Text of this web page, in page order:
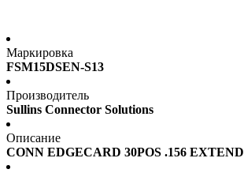
Маркировка
FSM15DSEN-S13
Производитель
Sullins Connector Solutions
Описание
CONN EDGECARD 30POS .156 EXTEND